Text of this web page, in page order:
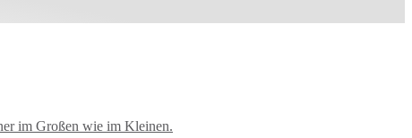
im Großen wie im Kleinen.